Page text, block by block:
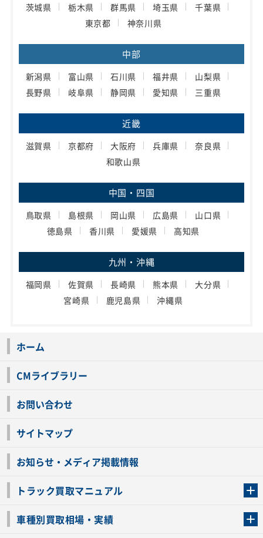
茨城県 栃木県 群馬県 埼玉県
千葉県
東京都
神奈川県
中部
新潟県 富山県 石川県 福井県
山梨県
長野県
岐阜県 静岡県 愛知県 三重県
近畿
滋賀県 京都府 大阪府 兵庫県
奈良県
和歌山県
中国・四国
鳥取県 島根県 岡山県 広島県
山口県
徳島県
香川県 愛媛県 高知県
九州・沖縄
福岡県 佐賀県 長崎県 熊本県
大分県
宮崎県
鹿児島県 沖縄県
ホーム
CMライブラリー
お問い合わせ
サイトマップ
お知らせ・メディア掲載情報
トラック買取マニュアル
車種別買取相場・実績